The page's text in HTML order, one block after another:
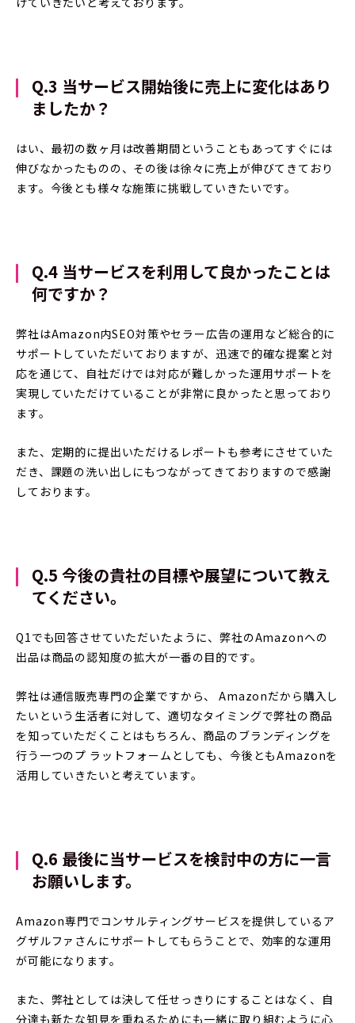
Q.3 当サービス開始後に売上に変化はあり
ましたか？
はい、最初の数ヶ月は改善期間ということもあってすぐには
伸びなかったものの、その後は徐々に売上が伸びてきており
ます。今後とも様々な施策に挑戦していきたいです。
Q.4 当サービスを利用して良かったことは
何ですか？
弊社はAmazon内SEO対策やセラー広告の運用など総合的に
サポートしていただいておりますが、迅速で的確な提案と対
応を通じて、自社だけでは対応が難しかった運用サポートを
実現していただけていることが非常に良かったと思っており
ます。
また、定期的に提出いただけるレポートも参考にさせていた
だき、課題の洗い出しにもつながってきておりますので感謝
しております。
Q.5 今後の貴社の目標や展望について教え
てください。
Q1でも回答させていただいたように、弊社のAmazonへの
出品は商品の認知度の拡大が一番の目的です。
弊社は通信販売専門の企業ですから、 Amazonだから購入し
たいという生活者に対して、適切なタイミングで弊社の商品
を知っていただくことはもちろん、商品のブランディングを
行う一つのプ ラットフォームとしても、今後ともAmazonを
活用していきたいと考えています。
Q.6 最後に当サービスを検討中の方に一言
お願いします。
Amazon専門でコンサルティングサービスを提供しているア
グザルファさんにサポートしてもらうことで、効率的な運用
が可能になります。
また、弊社としては決して任せっきりにすることはなく、自
分達も新たな知見を重ねるためにも一緒に取り組むように心